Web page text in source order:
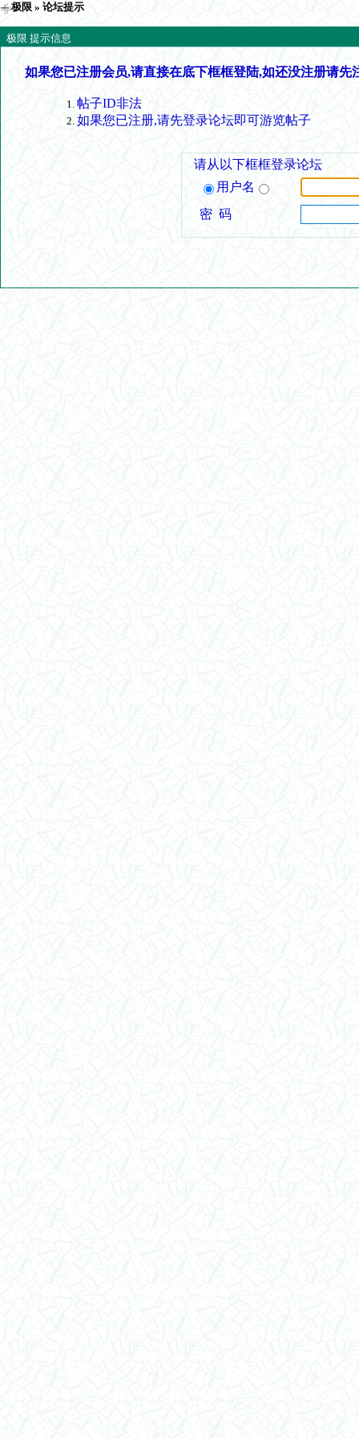
极限 » 论坛提示
极限 提示信息
如果您已注册会员,请直接在底下框框登陆,如还没注册请先
帖子ID非法
如果您已注册,请先登录论坛即可游览帖子
请从以下框框登录论坛
用户名
密 码